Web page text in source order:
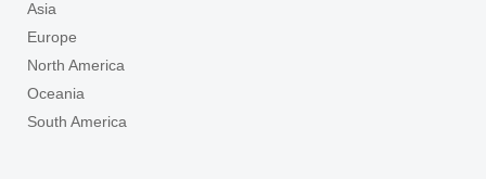
Asia
Europe
North America
Oceania
South America